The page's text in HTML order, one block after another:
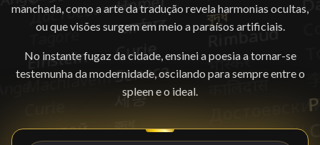
manchada, como a arte da tradução revela harmonias ocultas,
ou que visões surgem em meio a paraísos artificiais.
No instante fugaz da cidade, ensinei a poesia a tornar-se
testemunha da modernidade, oscilando para sempre entre o
spleen e o ideal.